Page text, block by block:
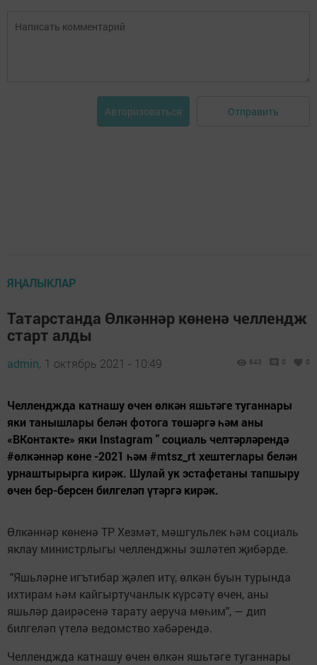
Авторизоваться Отправить
ЯҢАЛЫКЛАР
Татарстанда Өлкәннәр көненә челлендж
старт алды
admin, 1 октябрь 2021 - 10:49 643 0 0
Челленджда катнашу өчен өлкән яшьтәге туганнары
яки танышлары белән фотога төшәргә һәм аны
«ВКонтакте» яки Instagram " социаль челтәрләрендә
#өлкәннәр көне -2021 һәм #mtsz_rt хештеглары белән
урнаштырырга кирәк. Шулай ук эстафетаны тапшыру
өчен бер-берсен билгеләп үтәргә кирәк.
Өлкәннәр көненә ТР Хезмәт, мәшгульлек һәм социаль
яклау министрлыгы челленджны эшләтеп җибәрде.
"Яшьләрне игътибар җәлеп итү, өлкән буын турында
ихтирам һәм кайгыртучанлык күрсәтү өчен, аны
яшьләр даирәсенә тарату аеруча мөһим", — дип
билгеләп үтелә ведомство хәбәрендә.
Челленджда катнашу өчен өлкән яшьтәге туганнары